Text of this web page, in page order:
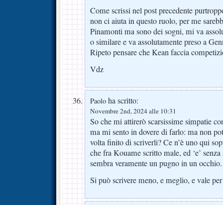
Come scrissi nel post precedente
non ci aiuta in questo ruolo, per me
Pinamonti ma sono dei sogni, mi va
o similare e va assolutamente preso a
Ripeto pensare che Kean faccia
Vdz
Paolo ha scritto:
Novembre 2nd, 2024 alle 10:31
So che mi attirerò scarsissime simpatie
ma mi sento in dovere di farlo: ma non
volta finito di scriverli? Ce n’è uno qui
che fra Kouame scritto male, ed ‘e’
sembra veramente un pugno in un occhio.
Si può scrivere meno, e meglio, e vale